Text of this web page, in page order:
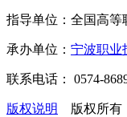
指导单位：全国高等
承办单位： 宁波职业
联系电话： 0574-
版权说明 版权所有